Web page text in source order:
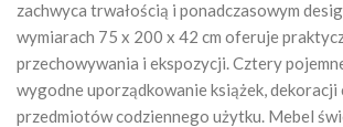
zachwyca trwałością i ponadczasowym
wymiarach 75 x 200 x 42 cm oferuje
przechowywania i ekspozycji. Cztery
wygodne uporządkowanie książek, dekoracji
przedmiotów codziennego użytku. Mebel